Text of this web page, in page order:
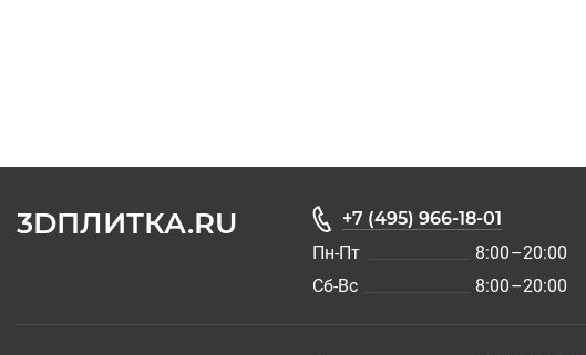
3DПЛИТКА.RU
+7 (495) 966-18-01
Пн-Пт
8:00–20:00
Сб-Вс
8:00–20:00